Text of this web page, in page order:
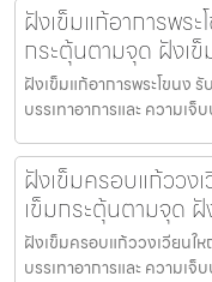
ฝังเข็มแก้อาการพร
กระตุ้นตามจุด ฝังเ
ฝังเข็มแก้อาการพระโขนง
บรรเทาอาการและ ความเ
ฝังเข็มครอบแก้ววง
เข็มกระตุ้นตามจุด
ฝังเข็มครอบแก้ววงเวียนใ
บรรเทาอาการและ ความเ